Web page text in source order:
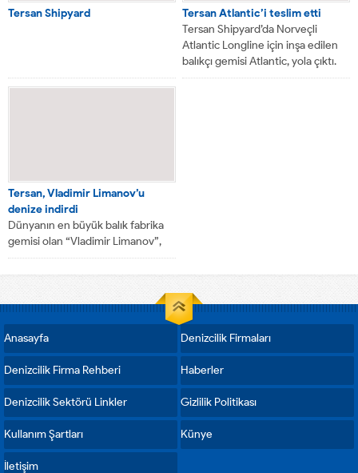
Tersan Shipyard
Tersan Atlantic’i teslim etti
Tersan Shipyard’da Norveçli
Atlantic Longline için inşa edilen
balıkçı gemisi Atlantic, yola çıktı.
Dizaynı Norveçli...
Tersan, Vladimir Limanov’u
denize indirdi
Dünyanın en büyük balık fabrika
gemisi olan “Vladimir Limanov”,
Tersan Tersanesi’nde törenle
denize indirildi. 108...
Anasayfa Denizcilik Firmaları
Denizcilik Firma Rehberi Haberler
Denizcilik Sektörü Linkler Gizlilik Politikası
Kullanım Şartları Künye
İletişim